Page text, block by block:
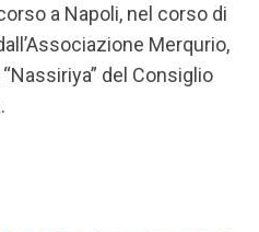
a Napoli, nel corso di
Merqurio,
del Consiglio